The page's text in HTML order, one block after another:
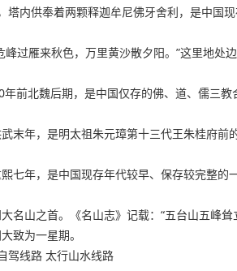
塔内供奉着两颗释迦牟尼佛牙舍利，是中国
峰过雁来秋色，万里黄沙散夕阳。”这里地处
前北魏后期，是中国仅存的佛、道、儒三
末年，是明太祖朱元璋第十三代王朱桂府前
七年，是中国现存年代较早、保存较完整的
名山之首。《名山志》记载：“五台山五峰
致为一星期。
驾线路 太行山水线路